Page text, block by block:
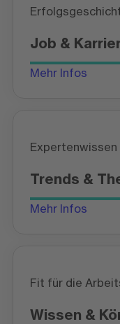
Job &
Mehr Infos
Trends &
Mehr Infos
Fit für die
Wissen &